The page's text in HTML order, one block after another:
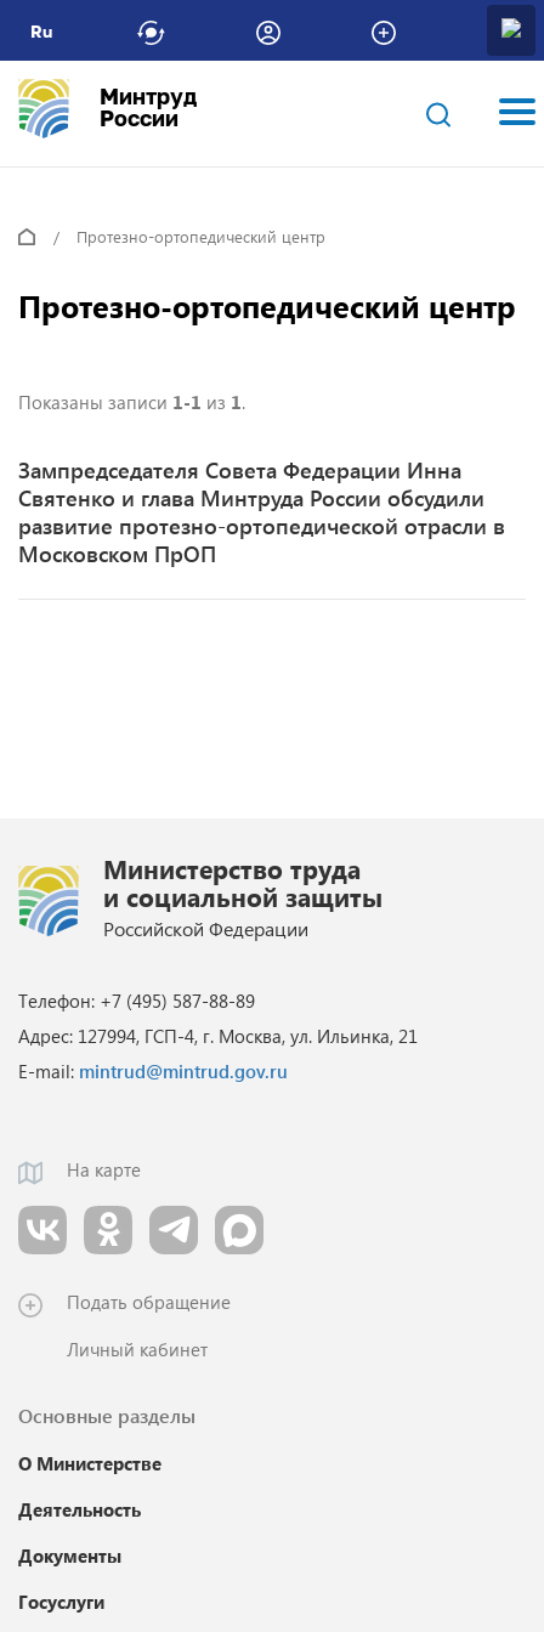
Ru
Минтруд
России
Протезно-ортопедический центр
Протезно-ортопедический центр
Показаны записи 1-1 из 1.
Зампредседателя Совета Федерации Инна
Святенко и глава Минтруда России обсудили
развитие протезно-ортопедической отрасли в
Московском ПрОП
Министерство труда
и социальной защиты
Российской Федерации
Телефон: +7 (495) 587-88-89
Адрес: 127994, ГСП-4, г. Москва, ул. Ильинка, 21
E-mail: mintrud@mintrud.gov.ru
На карте
Подать обращение
Личный кабинет
Основные разделы
О Министерстве
Деятельность
Документы
Госуслуги